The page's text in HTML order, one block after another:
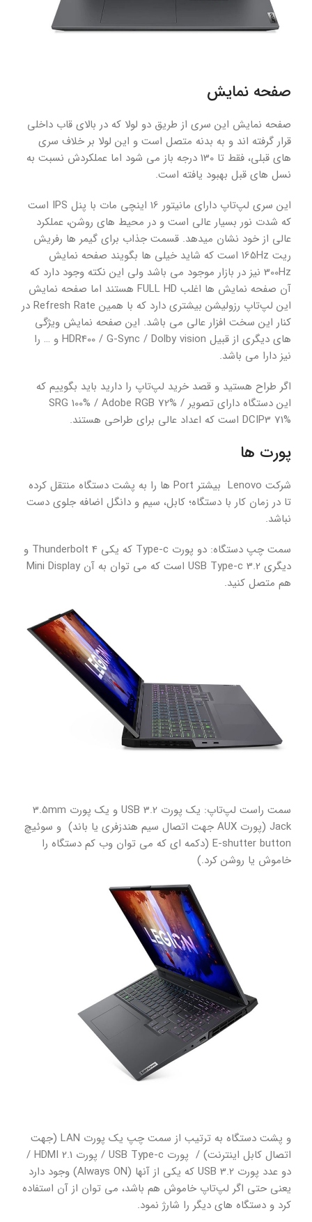
صفحه نمایش
صفحه نمایش این سری از طریق دو لولا که در بالای قاب داخلی
قرار گرفته اند و به بدنه متصل است و این لولا بر خلاف سری
های قبلی، فقط تا 130 درجه باز می شود اما عملکردش نسبت به
نسل های قبل بهبود یافته است.
این سری لپ‌تاپ دارای مانیتور 16 اینچی مات با پنل IPS است
که شدت نور بسیار عالی است و در محیط های روشن، عملکرد
عالی از خود نشان میدهد. قسمت جذاب برای گیمر ها رفریش
ریت 165Hz است که شاید خیلی ها بگویند صفحه نمایش
300Hz نیز در بازار موجود می باشد ولی این نکته وجود دارد که
آن صفحه نمایش ها اغلب FULL HD هستند اما صفحه نمایش
این لپ‌تاپ رزولیشن بیشتری دارد که با همین Refresh Rate در
کنار این سخت افزار عالی می باشد. این صفحه نمایش ویژگی
های دیگری از قبیل HDR400 / G-Sync / Dolby vision و … را
نیز دارا می باشد.
اگر طراح هستید و قصد خرید لپ‌تاپ را دارید باید بگوییم که
این دستگاه دارای تصویر SRG 100% / Adobe RGB 72% /
DCIP3 71% است که اعداد عالی برای طراحی هستند.
پورت ها
شرکت Lenovo بیشتر Port ها را به پشت دستگاه منتقل کرده
تا در زمان کار با دستگاه؛ کابل، سیم و دانگل اضافه جلوی دست
نباشد.
سمت چپ دستگاه: دو پورت Type-c که یکی Thunderbolt 4 و
دیگری USB Type-c 3.2 است که می توان به آن Mini Display
هم متصل کنید.
سمت راست لپ‌تاپ: یک پورت USB 3.2 و یک پورت 3.5mm
Jack (پورت AUX جهت اتصال سیم هندزفری یا باند) و سوئیچ
E-shutter button (دکمه ای که می توان وب کم دستگاه را
خاموش یا روشن کرد.)
و پشت دستگاه به ترتیب از سمت چپ یک پورت LAN (جهت
اتصال کابل اینترنت) / پورت USB Type-c / پورت HDMI 2.1 /
دو عدد پورت USB 3.2 که یکی از آنها (Always ON) وجود دارد
یعنی حتی اگر لپ‌تاپ خاموش هم باشد، می توان از آن استفاده
کرد و دستگاه های دیگر را شارژ نمود.